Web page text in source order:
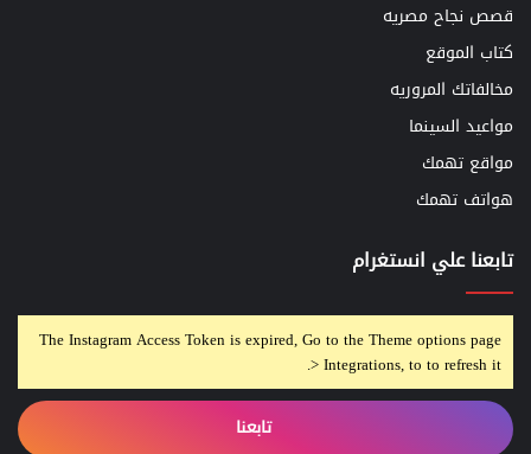
قصص نجاح مصريه
كتاب الموقع
مخالفاتك المروريه
مواعيد السينما
مواقع تهمك
هواتف تهمك
تابعنا علي انستغرام
The Instagram Access Token is expired, Go to the Theme options page
> Integrations, to to refresh it.
تابعنا